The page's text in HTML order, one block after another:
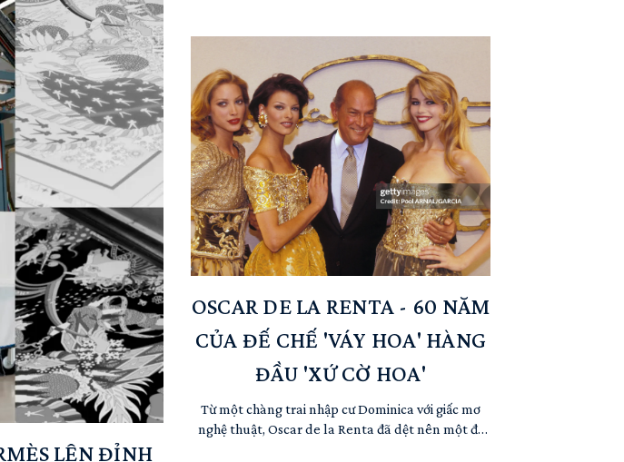
LÊN ĐỈNH
OSCAR DE LA RENTA - 60 NĂM
CỦA ĐẾ CHẾ 'VÁY HOA' HÀNG
ĐẦU 'XỨ CỜ HOA'
Từ một chàng trai nhập cư Dominica với giấc mơ
nghệ thuật, Oscar de la Renta đã dệt nên một đế